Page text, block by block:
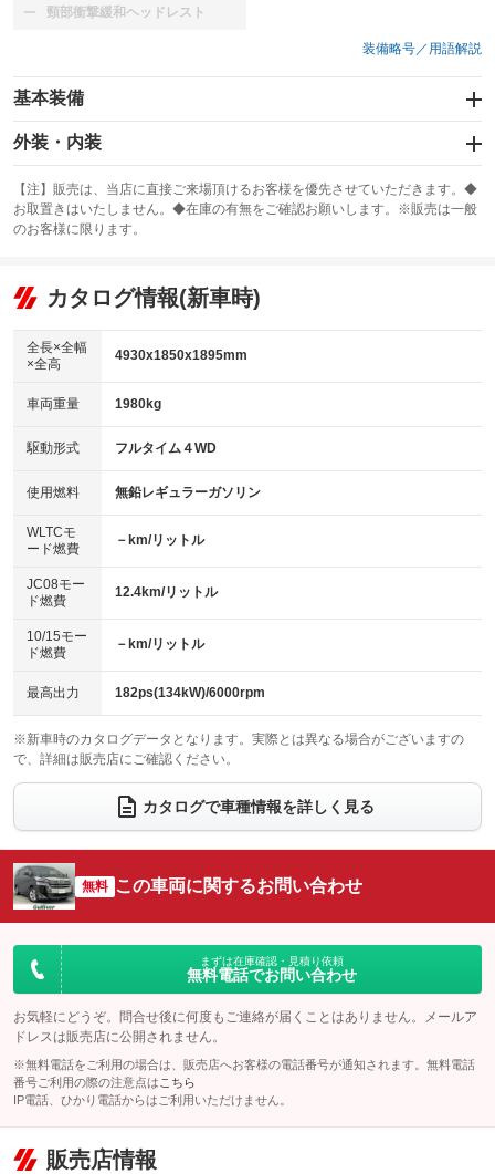
頸部衝撃緩和ヘッドレスト
：装備なし
装備略号／用語解説
基本装備
エアバッグ：運転席/助手席/サイド
：装備あり
：装備あり
サンルーフ
：装備なし ABS
リフトアップ
：装備なし
：装備なし
パワーウィンドウ
アイドリングストップ
：装備あり
USB入力端子
：装備なし
100V電源
：装備なし
センターデフロック
：装備なし
電動格納ミラー
：装備あり
外装・内装
カーナビ：SDナビ
：装備あり
TV：フルセグ
：装備あり
ビジュアル：-／DVD再生
：装備あり
：装備あり
革シート
キーレス
HID(キセノンライト)
：装備なし
バックカメラ
：装備あり
エアロ
：装備なし
：装備なし
パワーシート
ベンチシート
：装備なし
チップアップシート
：装備なし
：装備なし ：装備なし
ウォークスルー
：装備なし
電動リアゲート フロントカメラ
：装備なし
：装備なし ：装備なし
サイドカメラ
：装備なし ルーフレール
：装備なし
：装備なし
：装備なし
【注】販売は、当店に直接ご来場頂けるお客様を優先させていただきます。◆
お取置きはいたしません。◆在庫の有無をご確認お願いします。※販売は一般
のお客様に限ります。
カタログ情報(新車時)
全長×全幅
×全高
4930x1850x1895mm
車両重量 1980kg
駆動形式 フルタイム４WD
使用燃料 無鉛レギュラーガソリン
WLTCモ
ード燃費
－km/リットル
JC08モー
ド燃費
12.4km/リットル
10/15モー
ド燃費
－km/リットル
最高出力 182ps(134kW)/6000rpm
※新車時のカタログデータとなります。実際とは異なる場合がございますの
で、詳細は販売店にご確認ください。
カタログで車種情報を詳しく見る
無料 この車両に関するお問い合わせ
まずは在庫確認・見積り依頼
無料電話でお問い合わせ
お気軽にどうぞ。問合せ後に何度もご連絡が届くことはありません。メールア
ドレスは販売店に公開されません。
※無料電話をご利用の場合は、販売店へお客様の電話番号が通知されます。無料電話
番号ご利用の際の注意点は こちら
IP電話、ひかり電話からはご利用いただけません。
販売店情報